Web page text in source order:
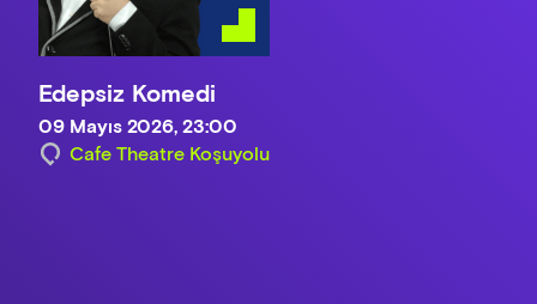
Edepsiz Komedi
09 Mayıs 2026, 23:00
Cafe Theatre Koşuyolu